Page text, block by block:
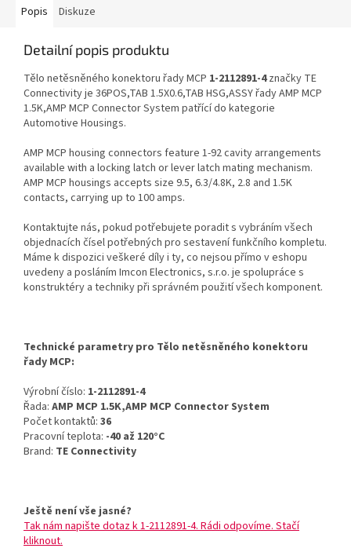
Popis Diskuze
Detailní popis produktu
Tělo netěsněného konektoru řady MCP 1-2112891-4značky TE
Connectivity je 36POS,TAB 1.5X0.6,TAB HSG,ASSY řady AMP MCP
1.5K,AMP MCP Connector System patřící do kategorie
Automotive Housings.
AMP MCP housing connectors feature 1-92 cavity arrangements
available with a locking latch or lever latch mating mechanism.
AMP MCP housings accepts size 9.5, 6.3/4.8K, 2.8 and 1.5K
contacts, carrying up to 100 amps.
Kontaktujte nás, pokud potřebujete poradit s vybráním všech
objednacích čísel potřebných pro sestavení funkčního kompletu.
Máme k dispozici veškeré díly i ty, co nejsou přímo v eshopu
uvedeny a posláním Imcon Electronics, s.r.o. je spolupráce s
konstruktéry a techniky při správném použití všech komponent.
Technické parametry pro Tělo netěsněného konektoru
řady MCP:
Výrobní číslo: 1-2112891-4
Řada: AMP MCP 1.5K,AMP MCP Connector System
Počet kontaktů: 36
Pracovní teplota: -40 až 120°C
Brand: TE Connectivity
Ještě není vše jasné?
Tak nám napište dotaz k 1-2112891-4. Rádi odpovíme. Stačí
kliknout.